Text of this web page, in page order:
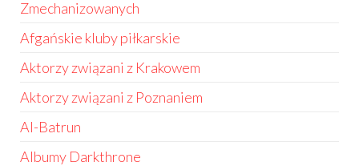
Zmechanizowanych
Afgańskie kluby piłkarskie
Aktorzy związani z Krakowem
Aktorzy związani z Poznaniem
Al-Batrun
Albumy Darkthrone